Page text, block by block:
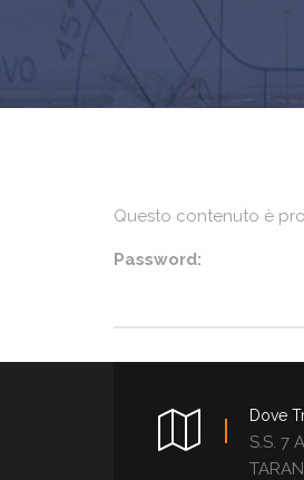
Questo contenuto è
Password:
Dove
S.S. 7